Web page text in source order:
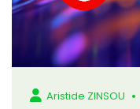
Aristide ZINSOU